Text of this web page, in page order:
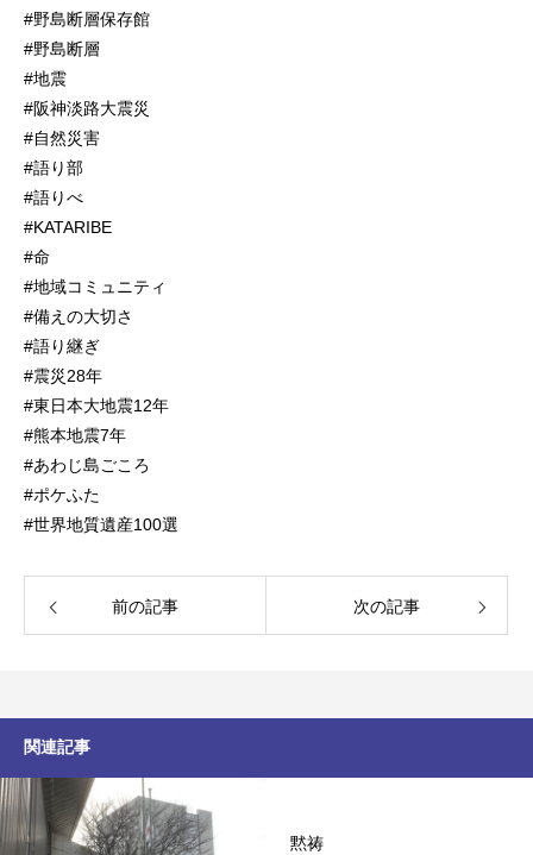
#野島断層保存館
#野島断層
#地震
#阪神淡路大震災
#自然災害
#語り部
#語りべ
#KATARIBE
#命
#地域コミュニティ
#備えの大切さ
#語り継ぎ
#震災28年
#東日本大地震12年
#熊本地震7年
#あわじ島ごころ
#ポケふた
#世界地質遺産100選
前の記事 次の記事
関連記事
黙祷